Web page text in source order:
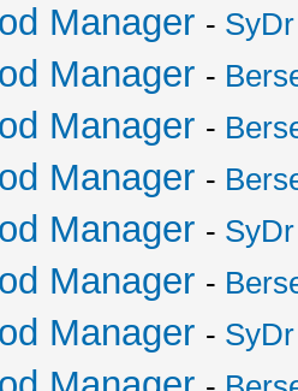
Manager - SyDr
Manager -
Manager -
Manager -
Manager - SyDr
Manager -
Manager - SyDr